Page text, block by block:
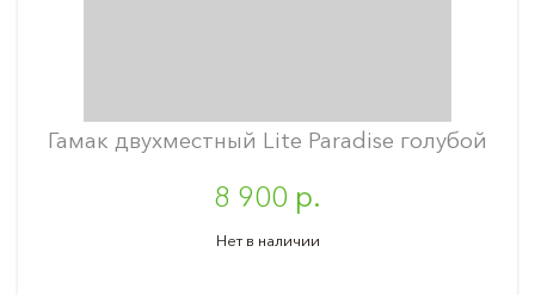
Гамак двухместный Lite Paradise голубой
8 900 р.
Нет в наличии